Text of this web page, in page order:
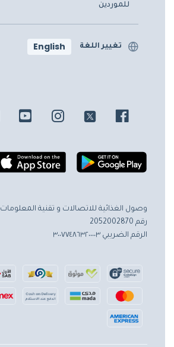
للموردين
تغيير اللغة English
وصول الغذائية للاتصالات و تقنية المعلومات
رقم 2052002870
الرقم الضريبي ٣٠٠٧٧٤٨٦٣٢٠٠٠٠٣